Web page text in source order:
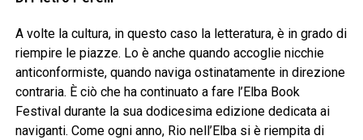
A volte la cultura, in questo caso la letteratura, è in grado di
riempire le piazze. Lo è anche quando accoglie nicchie
anticonformiste, quando naviga ostinatamente in direzione
contraria. È ciò che ha continuato a fare l’Elba Book
Festival durante la sua dodicesima edizione dedicata ai
naviganti. Come ogni anno, Rio nell’Elba si è riempita di